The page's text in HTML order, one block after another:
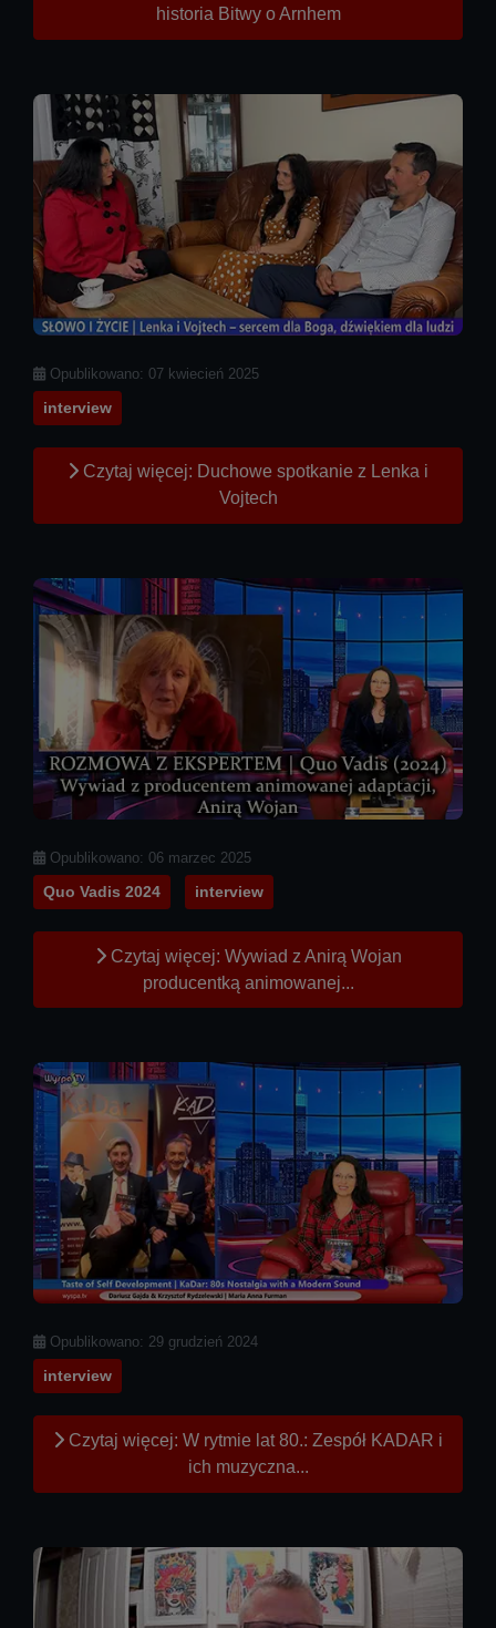
historia Bitwy o Arnhem
Szczegóły
Opublikowano: 07 kwiecień 2025
interview
Czytaj więcej: Duchowe spotkanie z Lenka i
Vojtech
Szczegóły
Opublikowano: 06 marzec 2025
Quo Vadis 2024 interview
Czytaj więcej: Wywiad z Anirą Wojan
producentką animowanej...
Szczegóły
Opublikowano: 29 grudzień 2024
interview
Czytaj więcej: W rytmie lat 80.: Zespół KADAR i
ich muzyczna...